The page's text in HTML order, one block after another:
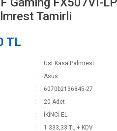
Tamirli
TL
Üst Kasa Palmrest
Asus
6070b2136845-27
20 Adet
İKİNCİ EL
1.333,33 TL + KDV